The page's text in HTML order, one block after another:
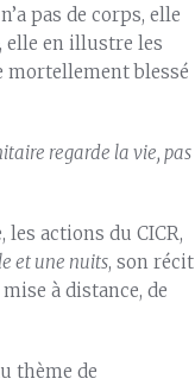
pas de corps, elle
elle en illustre les
mortellement blessé
regarde la vie, pas
les actions du CICR,
et une nuits, son récit
à distance, de
thème de